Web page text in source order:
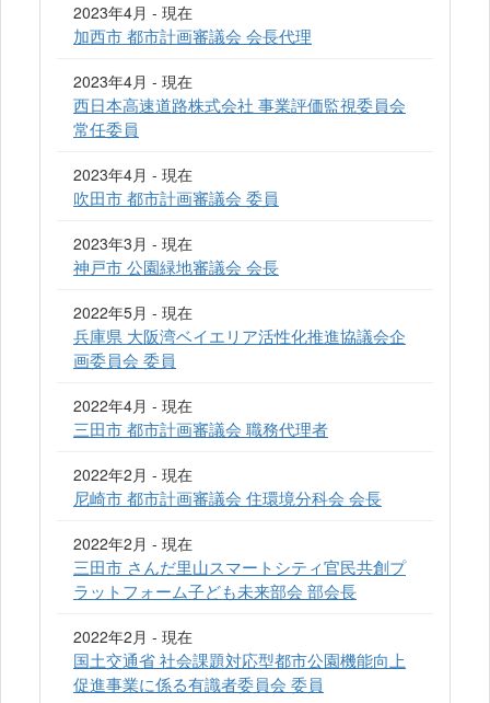
2023年4月 - 現在
加西市 都市計画審議会 会長代理
2023年4月 - 現在
西日本高速道路株式会社 事業評価監視委員会
常任委員
2023年4月 - 現在
吹田市 都市計画審議会 委員
2023年3月 - 現在
神戸市 公園緑地審議会 会長
2022年5月 - 現在
兵庫県 大阪湾ベイエリア活性化推進協議会企
画委員会 委員
2022年4月 - 現在
三田市 都市計画審議会 職務代理者
2022年2月 - 現在
尼崎市 都市計画審議会 住環境分科会 会長
2022年2月 - 現在
三田市 さんだ里山スマートシティ官民共創プ
ラットフォーム子ども未来部会 部会長
2022年2月 - 現在
国土交通省 社会課題対応型都市公園機能向上
促進事業に係る有識者委員会 委員